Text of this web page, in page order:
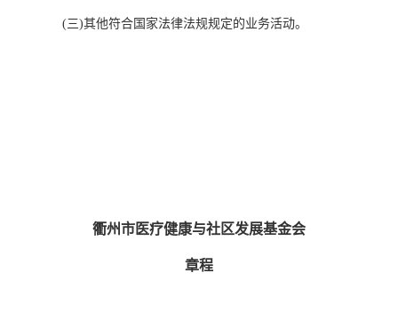
(三)其他符合国家法律法规规定的业务活动。
衢州市医疗健康与社区发展基金会
章程